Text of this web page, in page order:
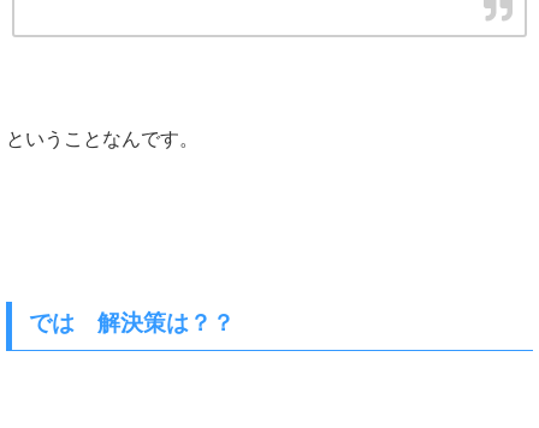
ということなんです。
では 解決策は？？